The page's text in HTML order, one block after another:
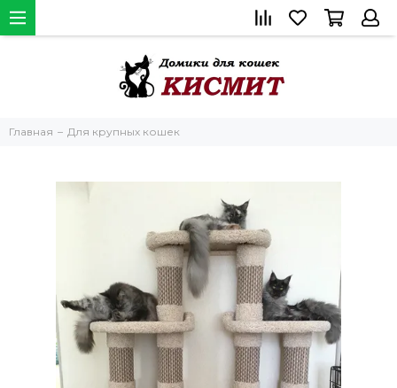
Главная Для крупных кошек